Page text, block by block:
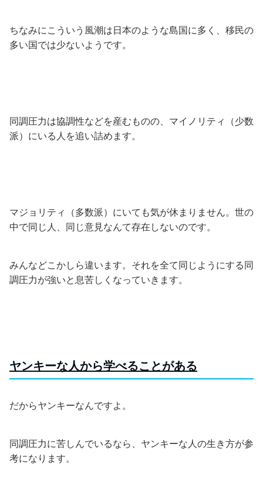
ちなみにこういう風潮は日本のような島国に多く、移民の
多い国では少ないようです。
同調圧力は協調性などを産むものの、マイノリティ（少数
派）にいる人を追い詰めます。
マジョリティ（多数派）にいても気が休まりません。世の
中で同じ人、同じ意見なんて存在しないのです。
みんなどこかしら違います。それを全て同じようにする同
調圧力が強いと息苦しくなっていきます。
ヤンキーな人から学べることがある
だからヤンキーなんですよ。
同調圧力に苦しんでいるなら、ヤンキーな人の生き方が参
考になります。